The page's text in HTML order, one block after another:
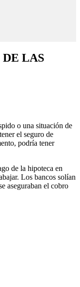
LAS
o una situación de
el seguro de
podría tener
de la hipoteca en
Los bancos solían
aseguraban el cobro